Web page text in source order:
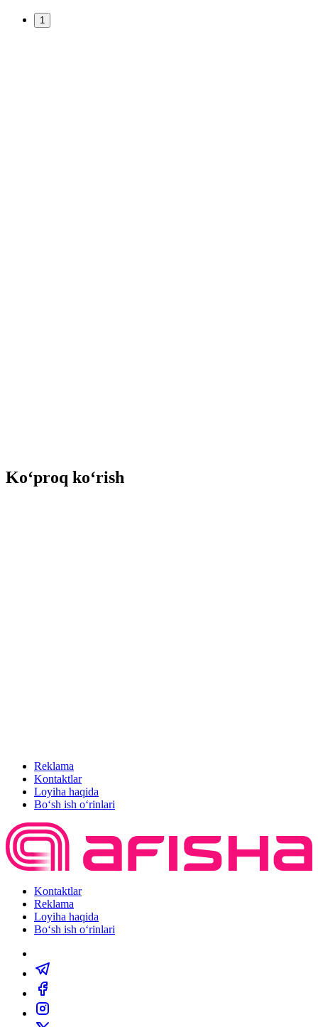
1
Ko‘proq ko‘rish
Reklama
Kontaktlar
Loyiha haqida
Bo‘sh ish o‘rinlari
Kontaktlar
Reklama
Loyiha haqida
Bo‘sh ish o‘rinlari